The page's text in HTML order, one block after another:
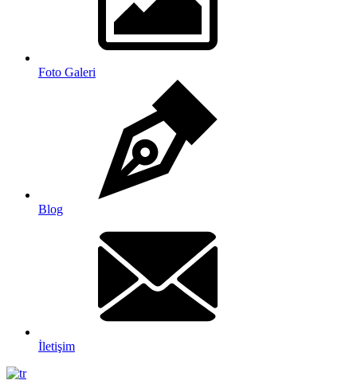
Foto Galeri
Blog
İletişim